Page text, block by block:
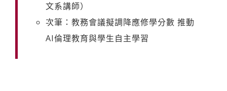
文系講師）
次筆：教務會議擬調降應修學分數 推動
AI倫理教育與學生自主學習